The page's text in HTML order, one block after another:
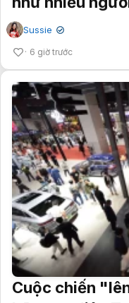
Sussie ✔
6 giờ trước
Cuộc chiến